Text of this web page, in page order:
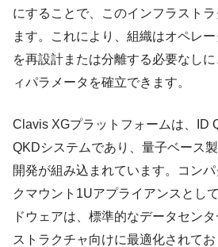
にすることで、このインフラスト
ます。これにより、組織はオペレ
を再設計または分離する必要なし
ィパラメータを確立できます。
Clavis XGプラットフォームは、ID
QKDシステムであり、量子ベース
開発が組み込まれています。コン
クマウント1Uアプライアンスとし
ドウェアは、標準的なデータセン
ストラクチャ向けに最適化されて